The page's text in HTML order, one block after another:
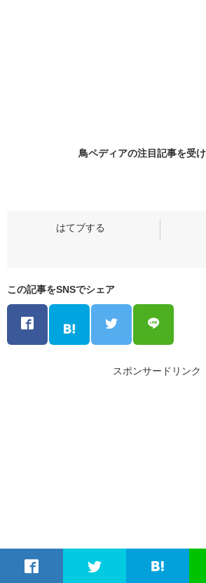
鳥ペディアの注目記事を受
この記事をSNSでシェア
スポンサードリンク